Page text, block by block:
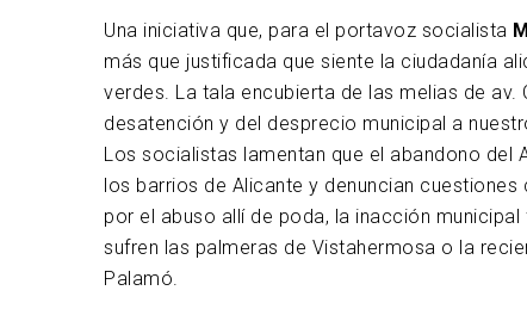
Una iniciativa que, para el portavoz socialista
más que justificada que siente la ciudadanía
verdes. La tala encubierta de las melias de
desatención y del desprecio municipal a
Los socialistas lamentan que el abandono del
los barrios de Alicante y denuncian
por el abuso allí de poda, la inacción
sufren las palmeras de Vistahermosa o la
Palamó.